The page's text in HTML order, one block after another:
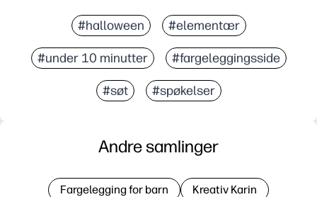
#halloween #elementær
#under 10 minutter #fargeleggingsside
#søt #spøkelser
Andre samlinger
Fargelegging for barn Kreativ Karin